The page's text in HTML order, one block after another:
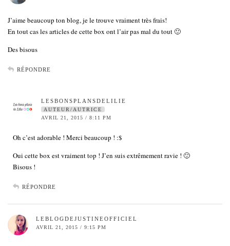
J’aime beaucoup ton blog, je le trouve vraiment très frais!
En tout cas les articles de cette box ont l’air pas mal du tout 🙂
Des bisous
RÉPONDRE
LESBONSPLANSDELILIE
AUTEUR/AUTRICE
AVRIL 21, 2015 / 8:11 PM
Oh c’est adorable ! Merci beaucoup ! :$
Oui cette box est vraiment top ! J’en suis extrêmement ravie ! 🙂
Bisous !
RÉPONDRE
LEBLOGDEJUSTINEOFFICIEL
AVRIL 21, 2015 / 9:15 PM